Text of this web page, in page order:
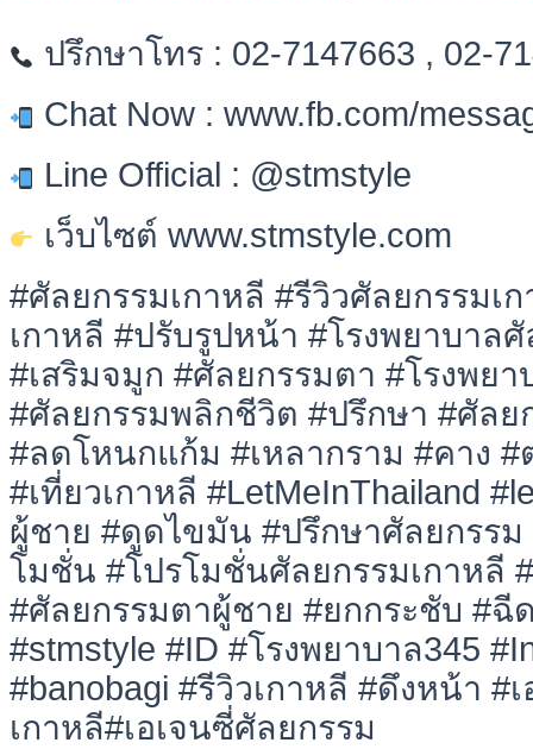
ปรึกษาโทร : 02-7147663 , 02-
Chat Now : www.fb.com/
Line Official : @stmstyle
เว็บไซต์ www.stmstyle.com
#ศัลยกรรมเกาหลี #รีวิวศัลยกรรมเ
เกาหลี #ปรับรูปหน้า #โรงพยาบาล
#เสริมจมูก #ศัลยกรรมตา #โรงพยา
#ศัลยกรรมพลิกชีวิต #ปรึกษา #ศัลย
#ลดโหนกแก้ม #เหลากราม #คาง
#เที่ยวเกาหลี #LetMeInThailand
ผู้ชาย #ดูดไขมัน #ปรึกษาศัลยกรรม
โมชั่น #โปรโมชั่นศัลยกรรมเกาหลี
#ศัลยกรรมตาผู้ชาย #ยกกระชับ #
#stmstyle #ID #โรงพยาบาล345
#banobagi #รีวิวเกาหลี #ดึงหน้า #
เกาหลี#เอเจนซี่ศัลยกรรม